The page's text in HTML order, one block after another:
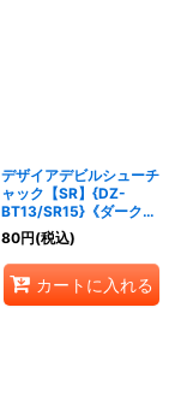
デザイアデビルシューチ
ャック【SR】{DZ-
BT13/SR15}《ダークス
テイツ》
80円(税込)
カートに入れる